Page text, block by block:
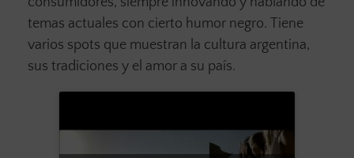
temas actuales con cierto humor negro. Tiene
varios spots que muestran la cultura argentina,
sus tradiciones y el amor a su país.